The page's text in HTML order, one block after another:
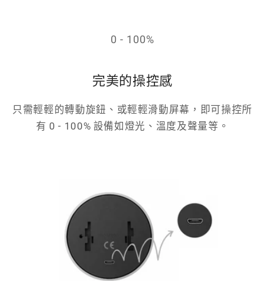
0 - 100%
完美的操控感
只需輕輕的轉動旋鈕、或輕輕滑動屏幕，即可操控所
有 0 - 100% 設備如燈光、溫度及聲量等。